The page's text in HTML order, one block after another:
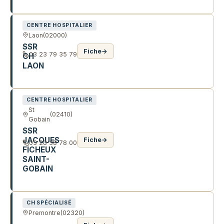
CENTRE HOSPITALIER
Laon(02000)
SSR
CH
LAON
03 23 79 35 79 Fiche→
CENTRE HOSPITALIER
St
Gobain
(02410)
SSR
JACQUES
FICHEUX
SAINT-
GOBAIN
03 23 38 78 00 Fiche→
CH SPÉCIALISÉ
Premontre(02320)